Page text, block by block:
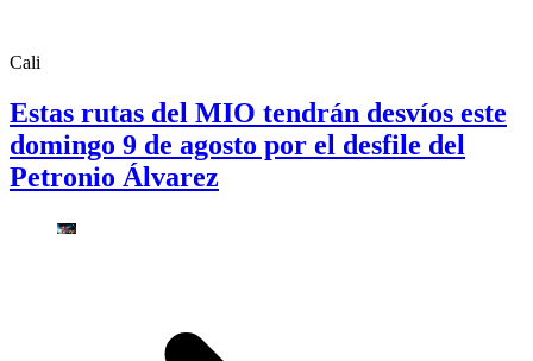
Cali
Estas rutas del MIO tendrán desvíos este
domingo 9 de agosto por el desfile del
Petronio Álvarez